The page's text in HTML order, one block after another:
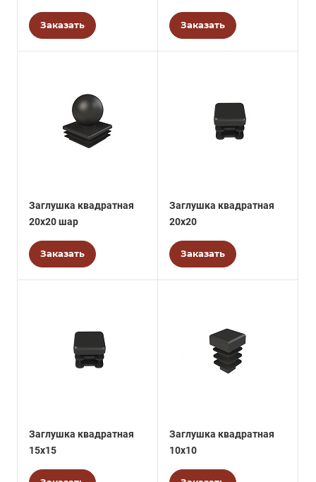
Заказать Заказать
Заглушка квадратная
20х20 шар
Заказать
Заглушка квадратная
20х20
Заказать
Заглушка квадратная
15х15
Заглушка квадратная
10х10